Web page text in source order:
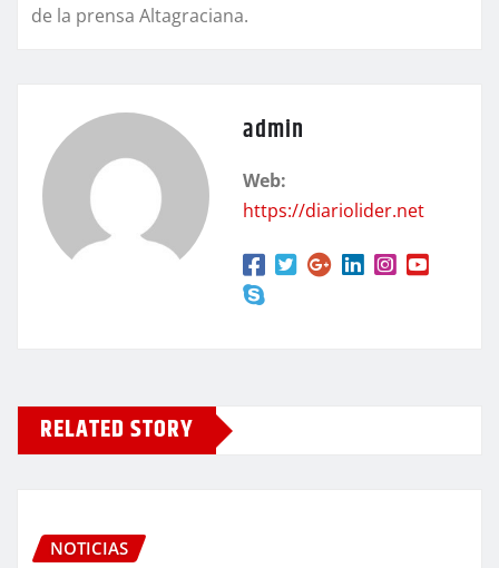
de la prensa Altagraciana.
admin
Web:
https://diariolider.net
RELATED STORY
NOTICIAS